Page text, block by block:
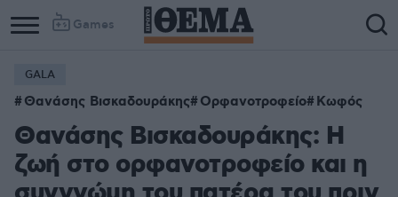
Games
GALA
Θανάσης Βισκαδουράκης Ορφανοτροφείο Κωφός
Θανάσης Βισκαδουράκης: Η
ζωή στο ορφανοτροφείο και η